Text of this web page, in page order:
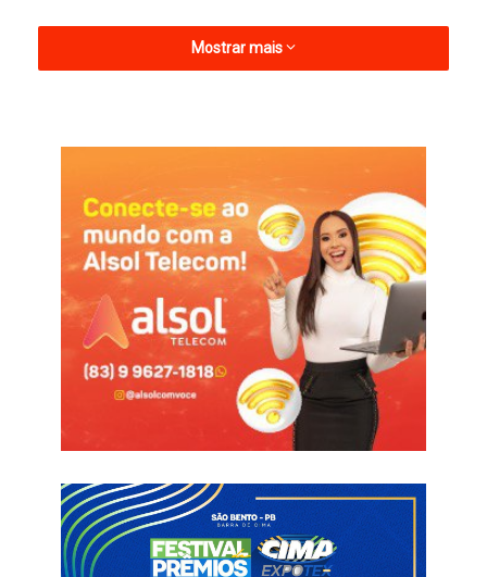
Os detalhes do projeto foram apresentados numa coletiva de
imprensa no Centro Cultural Professora Dodora, conhecido
como Cinema Municipal. A arquiteta, Rayanne Casimiro, que é a
responsável do projeto e os dirigentes do clube, falaram no
evento sobre o planejamento de construção e as próximas
etapas que serão executadas. De acordo com o presidente de
honra do clube e prefeito da cidade de Sousa, Fábio Tyrone, a
obra deve ser totalmente finalizada em três ou quatro anos.
“Estamos aqui muito satisfeitos por ver o nosso time com
quase R$ 3 milhões em caixa, com ônibus comprado e um belo
projeto para o Centro de Treinamento. Vai demorar três ou
quatro anos para que esta obra esteja totalmente concluída,
mas a torcida vai ajudar, o governo vai ajudar e os resultados
Mostrar mais